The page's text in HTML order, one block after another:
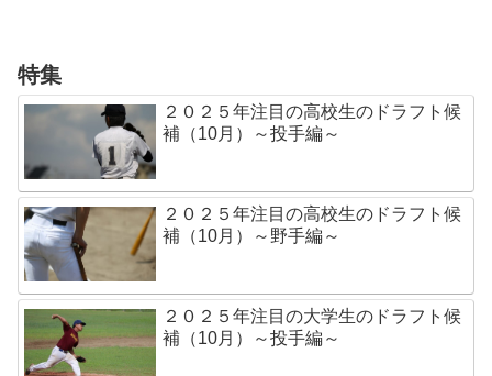
特集
２０２５年注目の高校生のドラフト候
補（10月）～投手編～
２０２５年注目の高校生のドラフト候
補（10月）～野手編～
２０２５年注目の大学生のドラフト候
補（10月）～投手編～